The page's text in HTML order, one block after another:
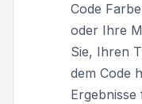
Code
oder Ihre
Sie, Ihren
dem Code